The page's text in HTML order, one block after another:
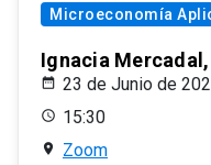
Microeconomía
Ignacia
23 de Junio de
15:30
Zoom